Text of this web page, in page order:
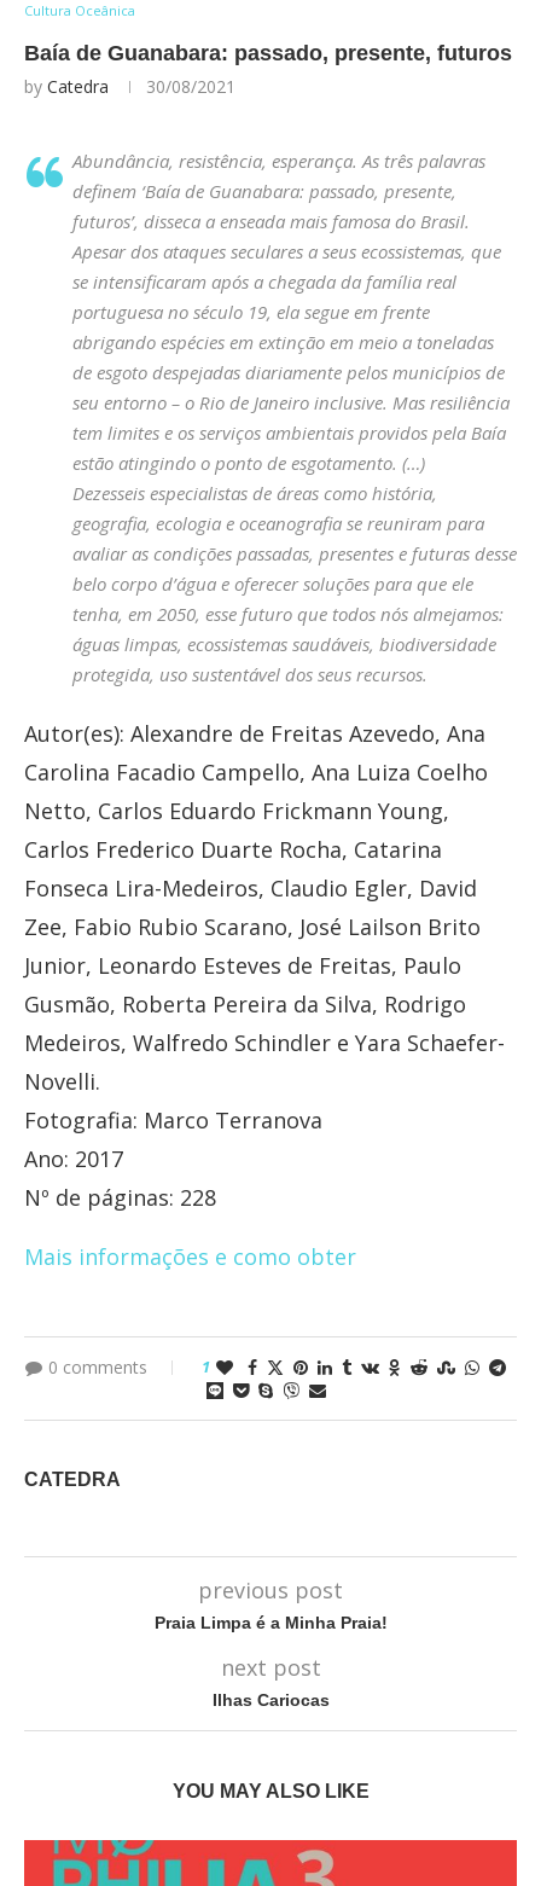
Cultura Oceânica
Baía de Guanabara: passado, presente, futuros
by Catedra 30/08/2021
Abundância, resistência, esperança. As três palavras
definem ‘Baía de Guanabara: passado, presente,
futuros’, disseca a enseada mais famosa do Brasil.
Apesar dos ataques seculares a seus ecossistemas, que
se intensificaram após a chegada da família real
portuguesa no século 19, ela segue em frente
abrigando espécies em extinção em meio a toneladas
de esgoto despejadas diariamente pelos municípios de
seu entorno – o Rio de Janeiro inclusive. Mas resiliência
tem limites e os serviços ambientais providos pela Baía
estão atingindo o ponto de esgotamento. (…)
Dezesseis especialistas de áreas como história,
geografia, ecologia e oceanografia se reuniram para
avaliar as condições passadas, presentes e futuras desse
belo corpo d’água e oferecer soluções para que ele
tenha, em 2050, esse futuro que todos nós almejamos:
águas limpas, ecossistemas saudáveis, biodiversidade
protegida, uso sustentável dos seus recursos.
Autor(es): Alexandre de Freitas Azevedo, Ana
Carolina Facadio Campello, Ana Luiza Coelho
Netto, Carlos Eduardo Frickmann Young,
Carlos Frederico Duarte Rocha, Catarina
Fonseca Lira-Medeiros, Claudio Egler, David
Zee, Fabio Rubio Scarano, José Lailson Brito
Junior, Leonardo Esteves de Freitas, Paulo
Gusmão, Roberta Pereira da Silva, Rodrigo
Medeiros, Walfredo Schindler e Yara Schaefer-
Novelli.
Fotografia: Marco Terranova
Ano: 2017
Nº de páginas: 228
Mais informações e como obter
0 comments 1
CATEDRA
previous post
Praia Limpa é a Minha Praia!
next post
Ilhas Cariocas
YOU MAY ALSO LIKE